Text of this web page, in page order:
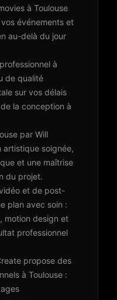
à Toulouse
événements et
au-delà du jour
à
de qualité
sur vos délais
la conception à
par Will
artistique soignée,
et une maîtrise
du projet.
et de post-
plan avec soin :
motion design et
professionnel
propose des
à Toulouse :